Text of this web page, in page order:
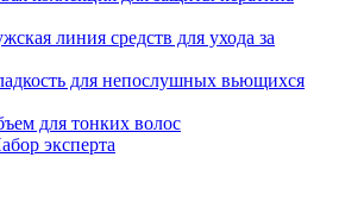
линия средств для ухода за
для непослушных вьющихся
для тонких волос
эксперта